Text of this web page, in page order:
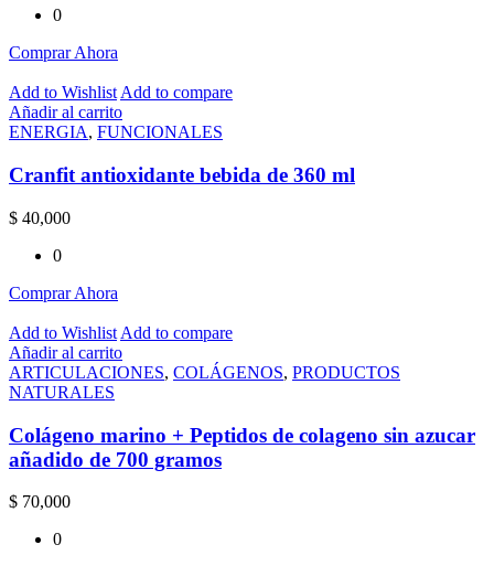
0
Comprar Ahora
Add to WishlistAdd to compare
Añadir al carrito
ENERGIA, FUNCIONALES
Cranfit antioxidante bebida de 360 ml
$ 40,000
0
Comprar Ahora
Add to Wishlist Add to compare
Añadir al carrito
ARTICULACIONES, COLÁGENOS, PRODUCTOS
NATURALES
Colágeno marino + Peptidos de colageno sin azucar
añadido de 700 gramos
$ 70,000
0